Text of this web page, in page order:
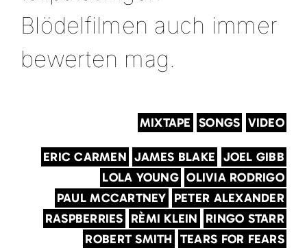
Blödelfilmen auch immer
bewerten mag.
MIXTAPE SONGS VIDEO
ERIC CARMEN JAMES BLAKE JOEL GIBB
LOLA YOUNG OLIVIA RODRIGO
PAUL MCCARTNEY PETER ALEXANDER
RASPBERRIES RÈMI KLEIN
RINGO STARR
ROBERT SMITH TEARS FOR FEARS